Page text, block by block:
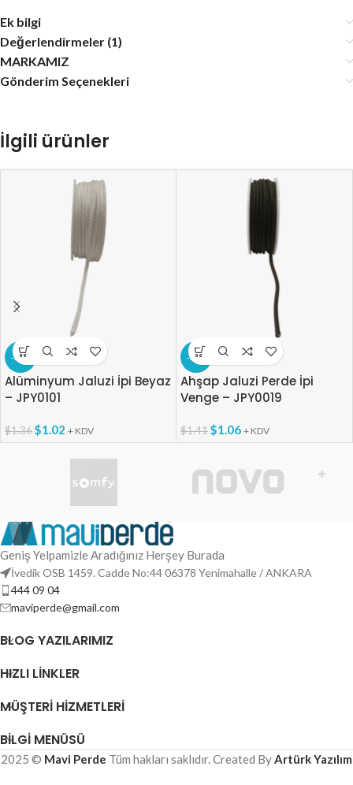
Ek bilgi
Değerlendirmeler (1)
MARKAMIZ
Gönderim Seçenekleri
İlgili ürünler
-25%
Alüminyum Jaluzi İpi Beyaz
– JPY0101
$1.36$1.02 + KDV
-25%
Ahşap Jaluzi Perde İpi
Venge – JPY0019
$1.41$1.06 + KDV
Geniş Yelpamizle Aradığınız Herşey Burada
İvedik OSB 1459. Cadde No:44 06378 Yenimahalle / ANKARA
444 09 04
maviperde@gmail.com
BLOG YAZILARIMIZ
HIZLI LINKLER
MÜŞTERI HIZMETLERI
BILGI MENÜSÜ
2025 © Mavi Perde Tüm hakları saklıdır. Created ByArtürk Yazılım